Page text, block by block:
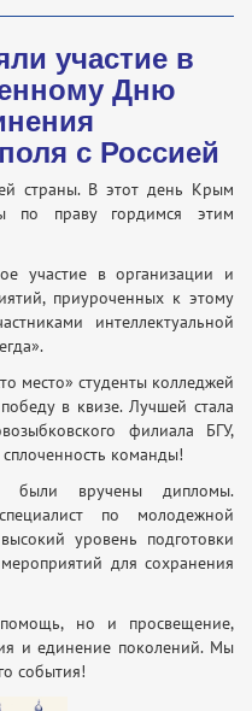
участие в
Дню
с Россией
страны. В этот день Крым
по праву гордимся этим
участие в организации и
приуроченных к этому
интеллектуальной
место» студенты колледжей
в квизе. Лучшей стала
филиала БГУ,
команды!
были вручены дипломы.
по молодежной
уровень подготовки
для сохранения
но и просвещение,
и единение поколений. Мы
события!